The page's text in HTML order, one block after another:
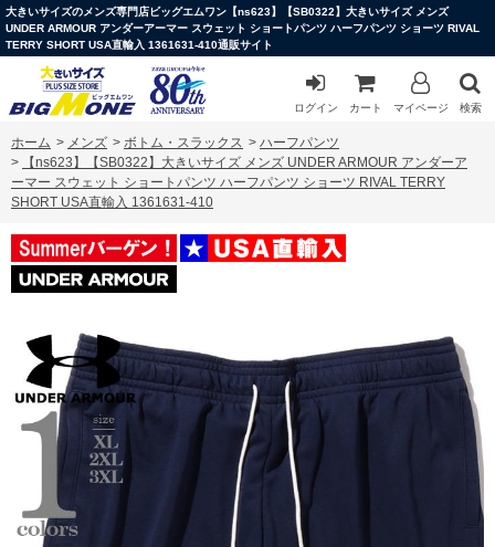
大きいサイズのメンズ専門店ビッグエムワン【ns623】【SB0322】大きいサイズ メンズ
UNDER ARMOUR アンダーアーマー スウェット ショートパンツ ハーフパンツ ショーツ RIVAL
TERRY SHORT USA直輸入 1361631-410通販サイト
ログイン カート マイページ 検索
ホーム > メンズ > ボトム・スラックス > ハーフパンツ
>
【ns623】【SB0322】大きいサイズ メンズ UNDER ARMOUR アンダーア
ーマー スウェット ショートパンツ ハーフパンツ ショーツ RIVAL TERRY
SHORT USA直輸入 1361631-410